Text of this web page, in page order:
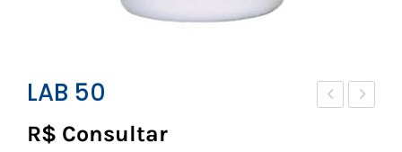
LAB 50
R$ Consultar